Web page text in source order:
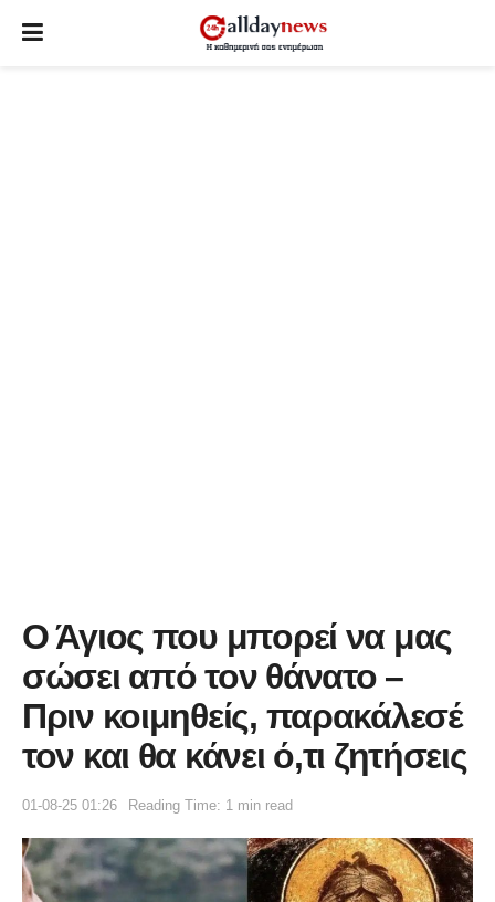
Ο Άγιος που μπορεί να μας
σώσει από τον θάνατο –
Πριν κοιμηθείς, παρακάλεσέ
τον και θα κάνει ό,τι ζητήσεις
01-08-25 01:26 Reading Time: 1 min read